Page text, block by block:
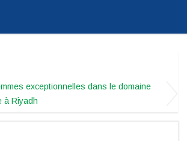
exceptionnelles dans le domaine
à Riyadh